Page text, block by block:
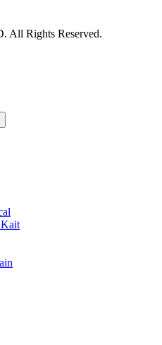
All Rights Reserved.